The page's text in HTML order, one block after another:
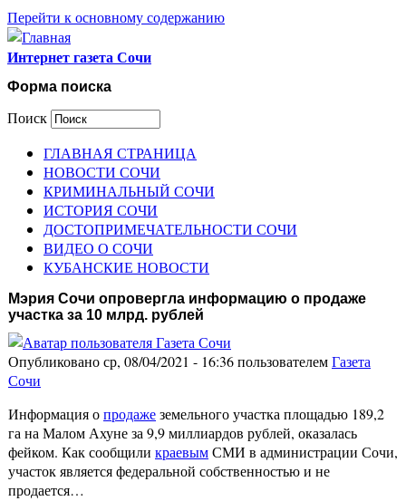
Перейти к основному содержанию
Интернет газета Сочи
Форма поиска
Поиск
ГЛАВНАЯ СТРАНИЦА
НОВОСТИ СОЧИ
КРИМИНАЛЬНЫЙ СОЧИ
ИСТОРИЯ СОЧИ
ДОСТОПРИМЕЧАТЕЛЬНОСТИ СОЧИ
ВИДЕО О СОЧИ
КУБАНСКИЕ НОВОСТИ
Мэрия Сочи опровергла информацию о продаже
участка за 10 млрд. рублей
Опубликовано ср, 08/04/2021 - 16:36 пользователемГазета
Сочи
Информация опродажеземельного участка площадью 189,2
га на Малом Ахуне за 9,9 миллиардов рублей, оказалась
фейком. Как сообщили краевымСМИ в администрации Сочи,
участок является федеральной собственностью и не
продается…